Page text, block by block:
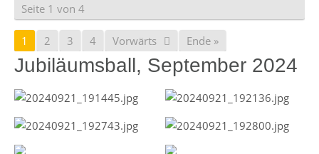
Seite 1 von 4
1 2 3 4 Vorwärts Ende »
Jubiläumsball, September 2024